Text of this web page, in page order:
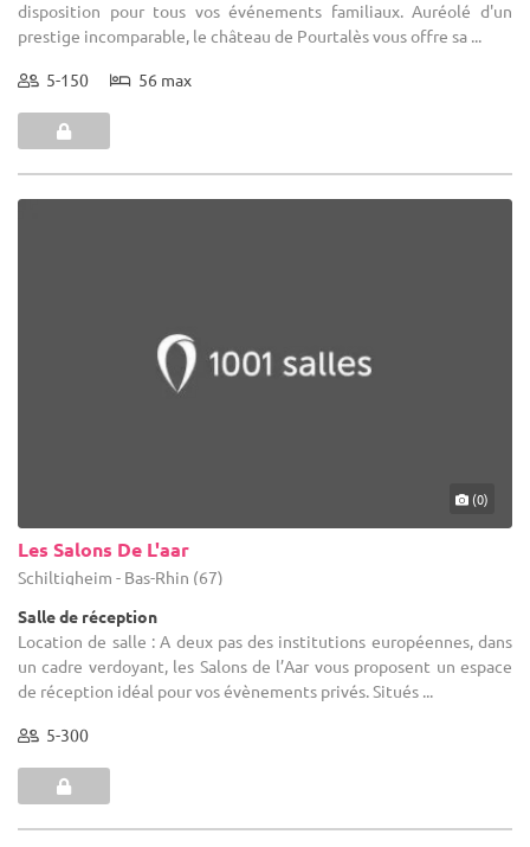
disposition pour tous vos événements familiaux. Auréolé d'un
prestige incomparable, le château de Pourtalès vous offre sa ...
5-150 56 max
(0)
Les Salons De L'aar
Schiltigheim - Bas-Rhin (67)
Salle de réception
Location de salle : A deux pas des institutions européennes, dans
un cadre verdoyant, les Salons de l’Aar vous proposent un espace
de réception idéal pour vos évènements privés. Situés ...
5-300